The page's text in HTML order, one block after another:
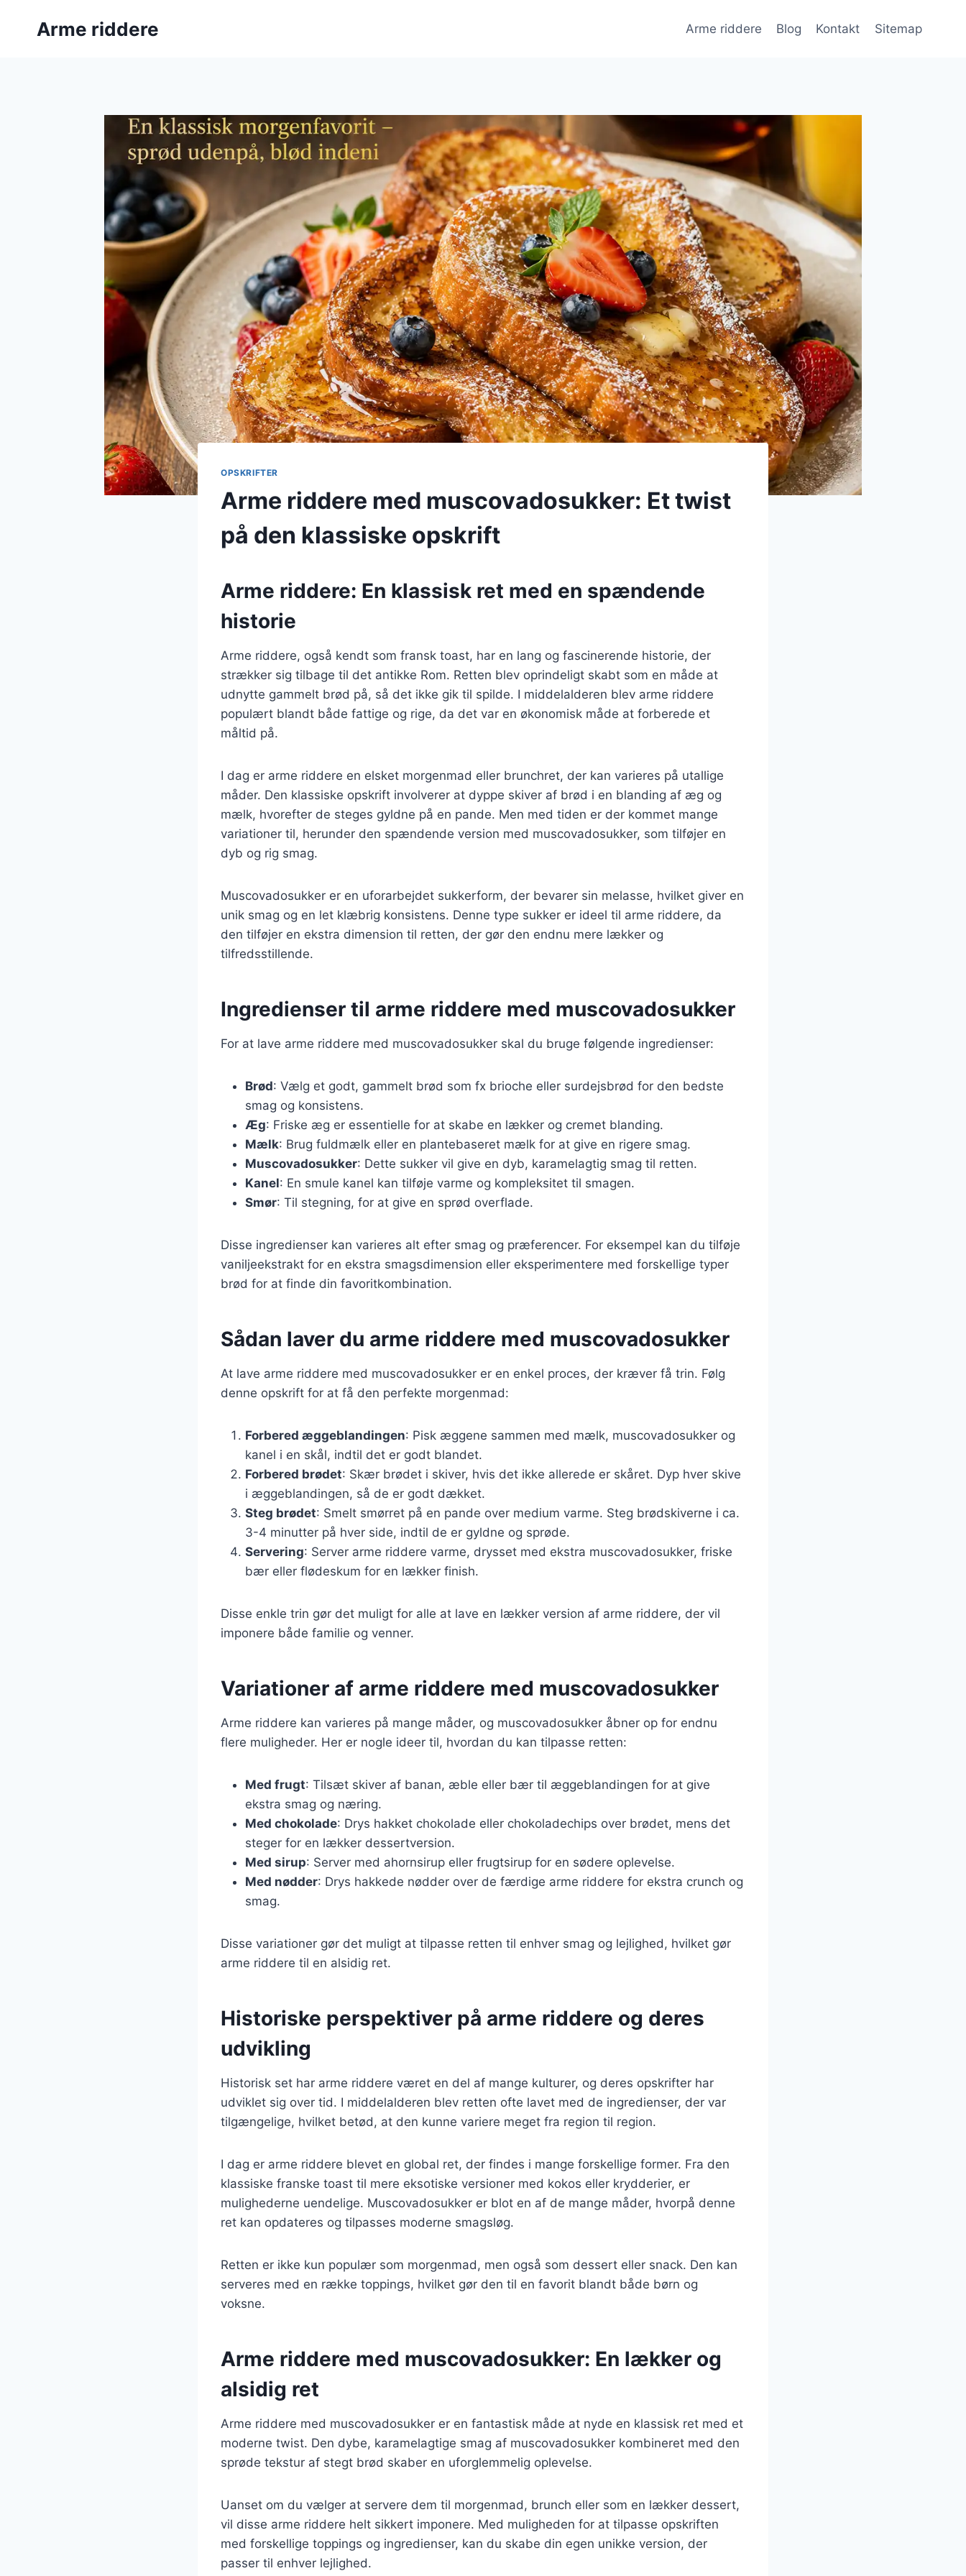
Arme riddere Arme riddere Blog Kontakt Sitemap
OPSKRIFTER
Arme riddere med muscovadosukker: Et twist
på den klassiske opskrift
Arme riddere: En klassisk ret med en spændende
historie
Arme riddere, også kendt som fransk toast, har en lang og fascinerende historie, der
strækker sig tilbage til det antikke Rom. Retten blev oprindeligt skabt som en måde at
udnytte gammelt brød på, så det ikke gik til spilde. I middelalderen blev arme riddere
populært blandt både fattige og rige, da det var en økonomisk måde at forberede et
måltid på.
I dag er arme riddere en elsket morgenmad eller brunchret, der kan varieres på utallige
måder. Den klassiske opskrift involverer at dyppe skiver af brød i en blanding af æg og
mælk, hvorefter de steges gyldne på en pande. Men med tiden er der kommet mange
variationer til, herunder den spændende version med muscovadosukker, som tilføjer en
dyb og rig smag.
Muscovadosukker er en uforarbejdet sukkerform, der bevarer sin melasse, hvilket giver en
unik smag og en let klæbrig konsistens. Denne type sukker er ideel til arme riddere, da
den tilføjer en ekstra dimension til retten, der gør den endnu mere lækker og
tilfredsstillende.
Ingredienser til arme riddere med muscovadosukker
For at lave arme riddere med muscovadosukker skal du bruge følgende ingredienser:
Brød: Vælg et godt, gammelt brød som fx brioche eller surdejsbrød for den bedste
smag og konsistens.
Æg: Friske æg er essentielle for at skabe en lækker og cremet blanding.
Mælk: Brug fuldmælk eller en plantebaseret mælk for at give en rigere smag.
Muscovadosukker: Dette sukker vil give en dyb, karamelagtig smag til retten.
Kanel: En smule kanel kan tilføje varme og kompleksitet til smagen.
Smør: Til stegning, for at give en sprød overflade.
Disse ingredienser kan varieres alt efter smag og præferencer. For eksempel kan du tilføje
vaniljeekstrakt for en ekstra smagsdimension eller eksperimentere med forskellige typer
brød for at finde din favoritkombination.
Sådan laver du arme riddere med muscovadosukker
At lave arme riddere med muscovadosukker er en enkel proces, der kræver få trin. Følg
denne opskrift for at få den perfekte morgenmad:
Forbered æggeblandingen: Pisk æggene sammen med mælk, muscovadosukker og
kanel i en skål, indtil det er godt blandet.
Forbered brødet: Skær brødet i skiver, hvis det ikke allerede er skåret. Dyp hver skive
i æggeblandingen, så de er godt dækket.
Steg brødet: Smelt smørret på en pande over medium varme. Steg brødskiverne i ca.
3-4 minutter på hver side, indtil de er gyldne og sprøde.
Servering: Server arme riddere varme, drysset med ekstra muscovadosukker, friske
bær eller flødeskum for en lækker finish.
Disse enkle trin gør det muligt for alle at lave en lækker version af arme riddere, der vil
imponere både familie og venner.
Variationer af arme riddere med muscovadosukker
Arme riddere kan varieres på mange måder, og muscovadosukker åbner op for endnu
flere muligheder. Her er nogle ideer til, hvordan du kan tilpasse retten:
Med frugt: Tilsæt skiver af banan, æble eller bær til æggeblandingen for at give
ekstra smag og næring.
Med chokolade: Drys hakket chokolade eller chokoladechips over brødet, mens det
steger for en lækker dessertversion.
Med sirup: Server med ahornsirup eller frugtsirup for en sødere oplevelse.
Med nødder: Drys hakkede nødder over de færdige arme riddere for ekstra crunch og
smag.
Disse variationer gør det muligt at tilpasse retten til enhver smag og lejlighed, hvilket gør
arme riddere til en alsidig ret.
Historiske perspektiver på arme riddere og deres
udvikling
Historisk set har arme riddere været en del af mange kulturer, og deres opskrifter har
udviklet sig over tid. I middelalderen blev retten ofte lavet med de ingredienser, der var
tilgængelige, hvilket betød, at den kunne variere meget fra region til region.
I dag er arme riddere blevet en global ret, der findes i mange forskellige former. Fra den
klassiske franske toast til mere eksotiske versioner med kokos eller krydderier, er
mulighederne uendelige. Muscovadosukker er blot en af de mange måder, hvorpå denne
ret kan opdateres og tilpasses moderne smagsløg.
Retten er ikke kun populær som morgenmad, men også som dessert eller snack. Den kan
serveres med en række toppings, hvilket gør den til en favorit blandt både børn og
voksne.
Arme riddere med muscovadosukker: En lækker og
alsidig ret
Arme riddere med muscovadosukker er en fantastisk måde at nyde en klassisk ret med et
moderne twist. Den dybe, karamelagtige smag af muscovadosukker kombineret med den
sprøde tekstur af stegt brød skaber en uforglemmelig oplevelse.
Uanset om du vælger at servere dem til morgenmad, brunch eller som en lækker dessert,
vil disse arme riddere helt sikkert imponere. Med muligheden for at tilpasse opskriften
med forskellige toppings og ingredienser, kan du skabe din egen unikke version, der
passer til enhver lejlighed.